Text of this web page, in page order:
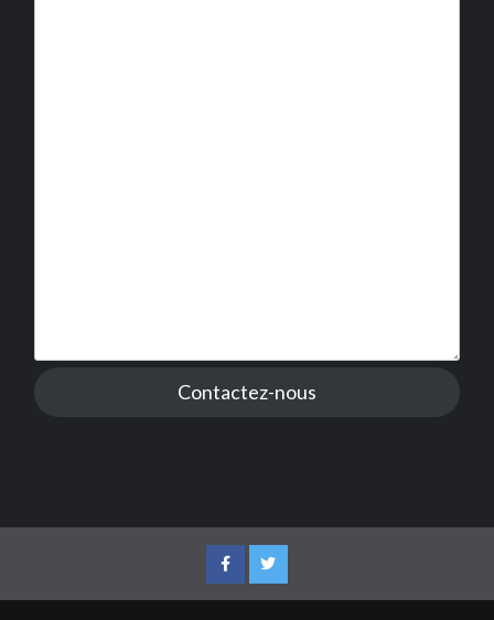
Contactez-nous
FacebookTwitter